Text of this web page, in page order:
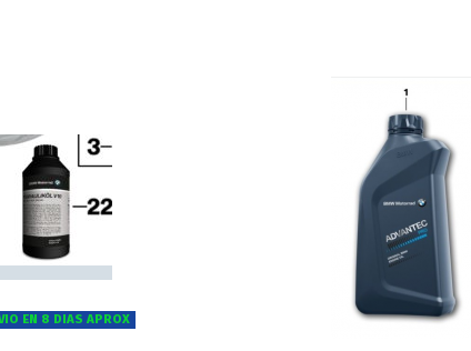
EN 8 DIAS APROX